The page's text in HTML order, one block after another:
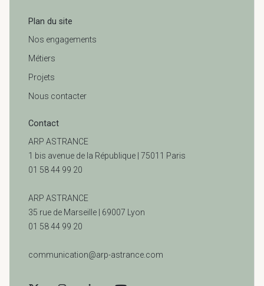
Plan du site
Nos engagements
Métiers
Projets
Nous contacter
Contact
ARP ASTRANCE
1 bis avenue de la République | 75011 Paris
01 58 44 99 20
ARP ASTRANCE
35 rue de Marseille | 69007 Lyon
01 58 44 99 20
communication@arp-astrance.com